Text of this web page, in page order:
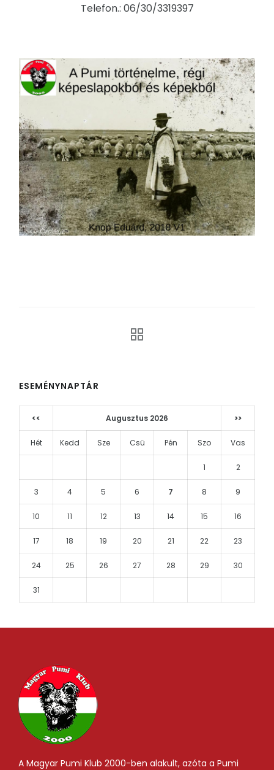
Telefon.: 06/30/3319397
ESEMÉNYNAPTÁR
<< Augusztus 2026 >>
Hét Kedd Sze Csü Pén Szo Vas
1 2
3 4 5 6 7 8 9
10 11 12 13 14 15 16
17 18 19 20 21 22 23
24 25 26 27 28 29 30
31
A Magyar Pumi Klub 2000-ben alakult, azóta a Pumi